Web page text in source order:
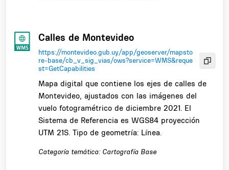
Calles de Montevideo
https://montevideo.gub.uy/app/geoserver/mapsto
re-base/cb_v_sig_vias/ows?service=WMS&reque
st=GetCapabilities
Mapa digital que contiene los ejes de calles de
Montevideo, ajustados con las imágenes del
vuelo fotogramétrico de diciembre 2021. El
Sistema de Referencia es WGS84 proyección
UTM 21S. Tipo de geometría: Línea.
Categoría temática: Cartografía Base